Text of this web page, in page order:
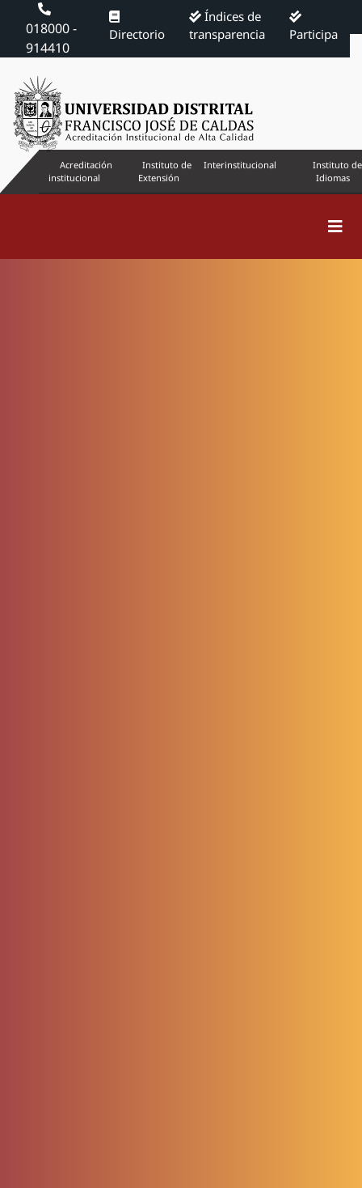
018000 -
914410
Directorio
Índices de
transparencia
Participa
Acreditación
institucional
Instituto de
Extensión
Interinstitucional
Instituto de
Idiomas